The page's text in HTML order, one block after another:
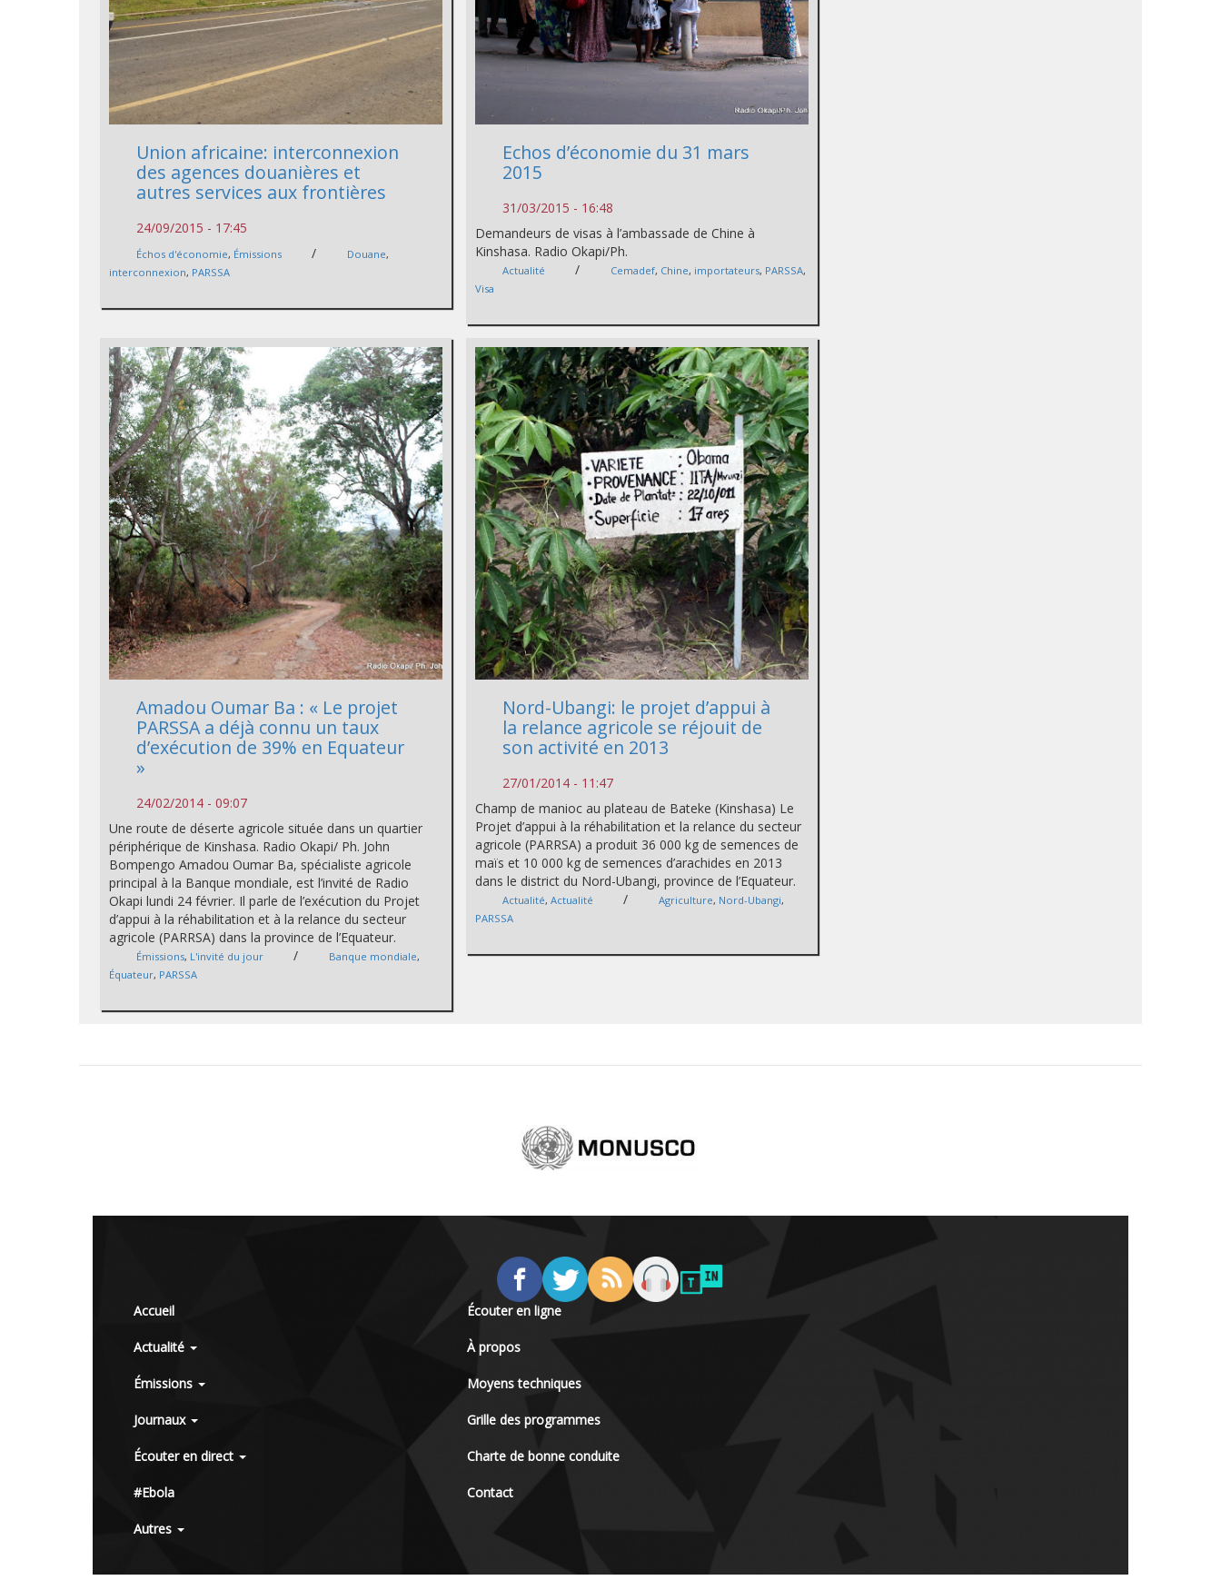
Union africaine: interconnexion
des agences douanières et
autres services aux frontières
24/09/2015 - 17:45
Échos d'économie, Émissions / Douane,
interconnexion, PARSSA
Echos d’économie du 31 mars
2015
31/03/2015 - 16:48
Demandeurs de visas à l’ambassade de Chine à
Kinshasa. Radio Okapi/Ph.
Actualité / Cemadef, Chine, importateurs, PARSSA,
Visa
Amadou Oumar Ba : « Le projet
PARSSA a déjà connu un taux
d’exécution de 39% en Equateur
»
24/02/2014 - 09:07
Une route de déserte agricole située dans un quartier
périphérique de Kinshasa. Radio Okapi/ Ph. John
Bompengo Amadou Oumar Ba, spécialiste agricole
principal à la Banque mondiale, est l’invité de Radio
Okapi lundi 24 février. Il parle de l’exécution du Projet
d’appui à la réhabilitation et à la relance du secteur
agricole (PARRSA) dans la province de l’Equateur.
Émissions, L'invité du jour / Banque mondiale,
Équateur, PARSSA
Nord-Ubangi: le projet d’appui à
la relance agricole se réjouit de
son activité en 2013
27/01/2014 - 11:47
Champ de manioc au plateau de Bateke (Kinshasa) Le
Projet d’appui à la réhabilitation et la relance du secteur
agricole (PARRSA) a produit 36 000 kg de semences de
maïs et 10 000 kg de semences d’arachides en 2013
dans le district du Nord-Ubangi, province de l’Equateur.
Actualité,Actualité / Agriculture, Nord-Ubangi,
PARSSA
Accueil
Actualité
Émissions
Journaux
Écouter en direct
#Ebola
Autres
Écouter en ligne
À propos
Moyens techniques
Grille des programmes
Charte de bonne conduite
Contact